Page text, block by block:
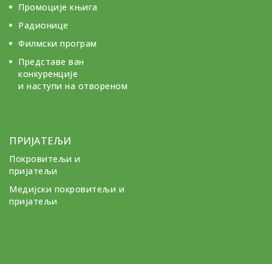
Промоције књига
Радионице
Филмски програм
Представе ван
конкуренције
и наступи на отвореном
ПРИЈАТЕЉИ
Покровитељи и
пријатељи
Медијски покровитељи и
пријатељи